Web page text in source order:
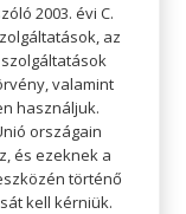
2003. évi C.
az
valamint
használjuk.
országain
és ezeknek a
történő
kell kérniük.